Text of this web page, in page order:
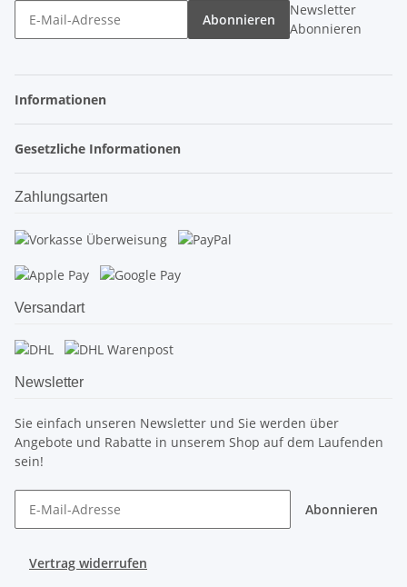
Abonnieren
Newsletter
Abonnieren
Informationen
Gesetzliche Informationen
Zahlungsarten
Versandart
Newsletter
Sie einfach unseren Newsletter und Sie werden über
Angebote und Rabatte in unserem Shop auf dem Laufenden
sein!
Abonnieren
Vertrag widerrufen